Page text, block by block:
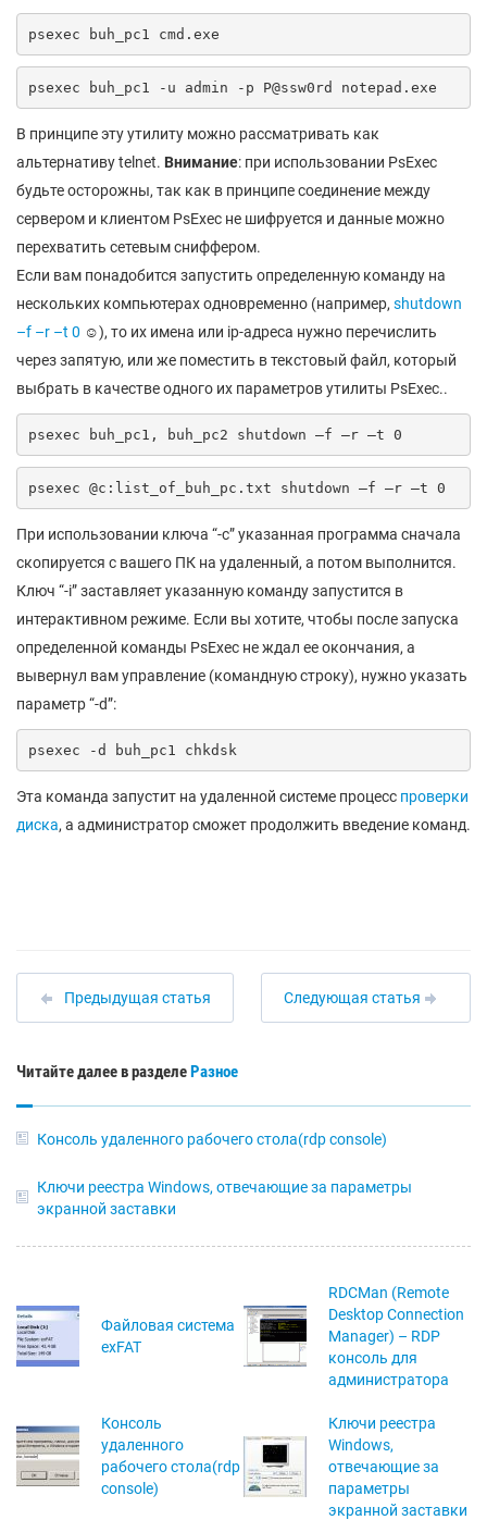
psexec buh_pc1 cmd.exe
psexec buh_pc1 -u admin -p P@ssw0rd notepad.exe
В принципе эту утилиту можно рассматривать как
альтернативу telnet. Внимание: при использовании PsExec
будьте осторожны, так как в принципе соединение между
сервером и клиентом PsExec не шифруется и данные можно
перехватить сетевым сниффером.
Если вам понадобится запустить определенную команду на
нескольких компьютерах одновременно (например, shutdown
–f –r –t 0 ☺), то их имена или ip-адреса нужно перечислить
через запятую, или же поместить в текстовый файл, который
выбрать в качестве одного их параметров утилиты PsExec..
psexec buh_pc1, buh_pc2 shutdown –f –r –t 0
psexec @c:list_of_buh_pc.txt shutdown –f –r –t 0
При использовании ключа “-c” указанная программа сначала
скопируется с вашего ПК на удаленный, а потом выполнится.
Ключ “-i” заставляет указанную команду запустится в
интерактивном режиме. Если вы хотите, чтобы после запуска
определенной команды PsExec не ждал ее окончания, а
вывернул вам управление (командную строку), нужно указать
параметр “-d”:
psexec -d buh_pc1 chkdsk
Эта команда запустит на удаленной системе процесс проверки
диска, а администратор сможет продолжить введение команд.
Предыдущая статья Следующая статья
Читайте далее в разделеРазное
Консоль удаленного рабочего стола(rdp console)
Ключи реестра Windows, отвечающие за параметры
экранной заставки
Файловая система
exFAT
RDCMan (Remote
Desktop Connection
Manager) – RDP
консоль для
администратора
Консоль
удаленного
рабочего стола(rdp
console)
Ключи реестра
Windows,
отвечающие за
параметры
экранной заставки